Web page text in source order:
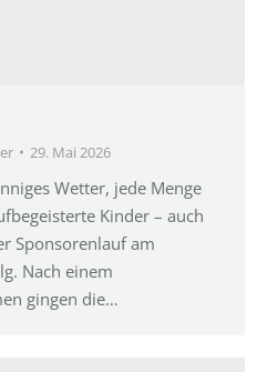
29. Mai 2026
Wetter, jede Menge
Kinder – auch
Sponsorenlauf am
Nach einem
gingen die…